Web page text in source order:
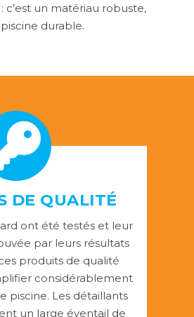
un matériau robuste,
durable.
DE QUALITÉ
ont été testés et leur
par leurs résultats
produits de qualité
considérablement
piscine. Les détaillants
un large éventail de